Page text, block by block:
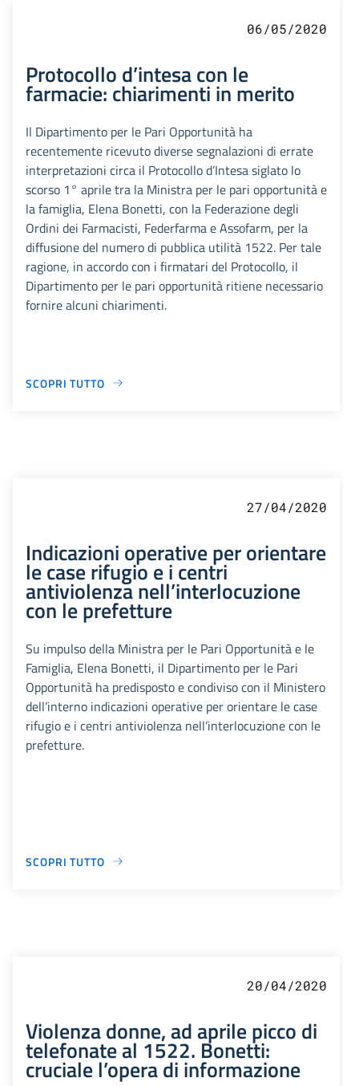
06/05/2020
Protocollo d’intesa con le
farmacie: chiarimenti in merito
Il Dipartimento per le Pari Opportunità ha
recentemente ricevuto diverse segnalazioni di errate
interpretazioni circa il Protocollo d’Intesa siglato lo
scorso 1° aprile tra la Ministra per le pari opportunità e
la famiglia, Elena Bonetti, con la Federazione degli
Ordini dei Farmacisti, Federfarma e Assofarm, per la
diffusione del numero di pubblica utilità 1522. Per tale
ragione, in accordo con i firmatari del Protocollo, il
Dipartimento per le pari opportunità ritiene necessario
fornire alcuni chiarimenti.
SCOPRI TUTTO
27/04/2020
Indicazioni operative per orientare
le case rifugio e i centri
antiviolenza nell’interlocuzione
con le prefetture
Su impulso della Ministra per le Pari Opportunità e le
Famiglia, Elena Bonetti, il Dipartimento per le Pari
Opportunità ha predisposto e condiviso con il Ministero
dell’interno indicazioni operative per orientare le case
rifugio e i centri antiviolenza nell’interlocuzione con le
prefetture.
SCOPRI TUTTO
20/04/2020
Violenza donne, ad aprile picco di
telefonate al 1522. Bonetti:
cruciale l’opera di informazione